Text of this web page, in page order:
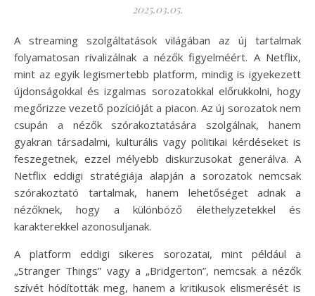
2025.03.05.
A streaming szolgáltatások világában az új tartalmak
folyamatosan rivalizálnak a nézők figyelméért. A Netflix,
mint az egyik legismertebb platform, mindig is igyekezett
újdonságokkal és izgalmas sorozatokkal előrukkolni, hogy
megőrizze vezető pozícióját a piacon. Az új sorozatok nem
csupán a nézők szórakoztatására szolgálnak, hanem
gyakran társadalmi, kulturális vagy politikai kérdéseket is
feszegetnek, ezzel mélyebb diskurzusokat generálva. A
Netflix eddigi stratégiája alapján a sorozatok nemcsak
szórakoztató tartalmak, hanem lehetőséget adnak a
nézőknek, hogy a különböző élethelyzetekkel és
karakterekkel azonosuljanak.
A platform eddigi sikeres sorozatai, mint például a
„Stranger Things” vagy a „Bridgerton”, nemcsak a nézők
szívét hódították meg, hanem a kritikusok elismerését is